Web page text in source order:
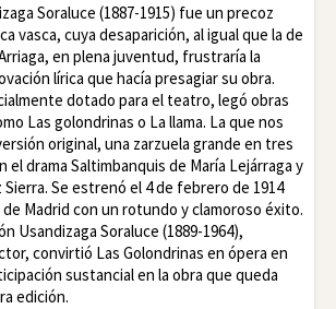
Soraluce (1887-1915) fue un precoz
vasca, cuya desaparición, al igual que la de
en plena juventud, frustraría la
lírica que hacía presagiar su obra.
dotado para el teatro, legó obras
Las golondrinas o La llama. La que nos
original, una zarzuela grande en tres
el drama Saltimbanquis de María Lejárraga y
Se estrenó el 4 de febrero de 1914
Madrid con un rotundo y clamoroso éxito.
Usandizaga Soraluce (1889-1964),
convirtió Las Golondrinas en ópera en
sustancial en la obra que queda
edición.